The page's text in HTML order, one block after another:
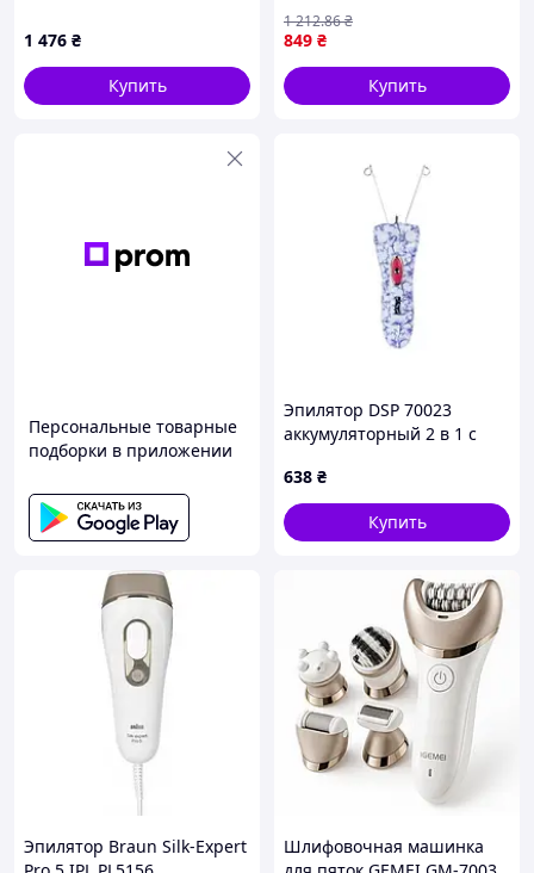
1 476 ₴
Купить
Электроэпилятор /
Беспроводной эпилятор
для тела
849 ₴
1 212.86₴
Купить
Персональные товарные
подборки в приложении
Эпилятор DSP 70023
аккумуляторный 2 в 1 с
чувствительной кожи
638 ₴
Купить
Эпилятор Braun Silk-Expert
Шлифовочная машинка